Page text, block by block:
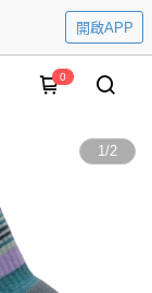
開啟APP
0
1/2